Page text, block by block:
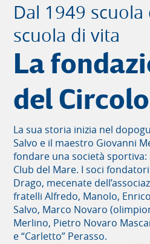
Dal 1949 scuola
scuola di vita
La
del Circolo
La sua storia inizia nel
Salvo e il maestro Giovanni
fondare una società sportiva:
Club del Mare. I soci
Drago, mecenate
fratelli Alfredo, Manolo,
Salvo, Marco Novaro
Merlino, Pietro Novaro
e “Carletto” Perasso.